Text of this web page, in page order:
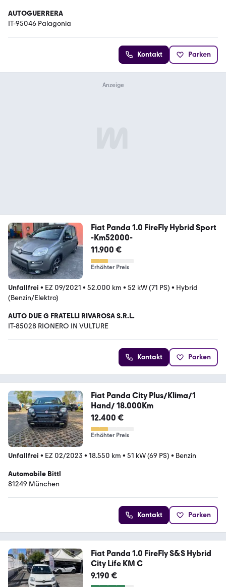
AUTOGUERRERA
IT-95046 Palagonia
Kontakt Parken
Fiat Panda 1.0 FireFly Hybrid Sport
-Km52000-
11.900 €
Erhöhter Preis
Unfallfrei • EZ 09/2021 • 52.000 km • 52 kW (71 PS) • Hybrid
(Benzin/Elektro)
AUTO DUE G FRATELLI RIVAROSA S.R.L.
IT-85028 RIONERO IN VULTURE
Kontakt Parken
Fiat Panda City Plus/Klima/1
Hand/ 18.000Km
12.400 €
Erhöhter Preis
Unfallfrei • EZ 02/2023 • 18.550 km • 51 kW (69 PS) • Benzin
Automobile Bittl
81249 München
Kontakt Parken
Fiat Panda 1.0 FireFly S&S Hybrid
City Life KM C
9.190 €